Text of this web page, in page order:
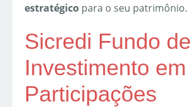
estratégico para o seu patrimônio.
Sicredi Fundo de
Investimento em
Participações